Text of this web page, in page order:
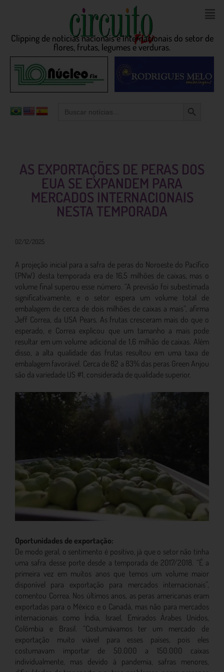
Clipping de noticias nacionais e internacionais do setor de
flores, frutas, legumes e verduras.
for:
AS EXPORTAÇÕES DE PERAS DOS
EUA SE EXPANDEM PARA
MERCADOS INTERNACIONAIS
NESTA TEMPORADA
02/12/2025
A projeção inicial para a safra de peras do Noroeste do Pacífico
(PNW) desta temporada era de 16,5 milhões de caixas, mas o
volume final superou esse número. “A previsão foi subestimada
significativamente, e o setor espera um volume total de
embalagem de cerca de dois milhões de caixas a mais”, afirma
Jeff Correa, da USA Pears. As frutas cresceram mais do que o
esperado, e Correa explicou que um tamanho a mais pode
resultar em um volume adicional de 1,6 milhão de caixas. Além
disso, a alta qualidade das frutas resultou em uma taxa de
embalagem favorável. Cerca de 82 a 83% das peras Green Anjou
são da variedade US #1, considerada de qualidade superior.
Oportunidades de exportação:
De modo geral, o sentimento é positivo, já que o setor não tinha
uma safra desse porte desde a temporada de 2017/2018. “É a
primeira vez em muitos anos que temos um volume maior
disponível para exportação para mercados internacionais”,
comentou Correa. Nos últimos anos, as peras americanas eram
exportadas para o México e o Canadá, mas não para mercados
internacionais como Índia, Israel, Emirados Árabes Unidos,
Colômbia e Brasil. “Costumávamos ter um mercado de
exportação muito viável para esses países, pois eles
costumavam importar de 50.000 a 150.000 caixas
individualmente, mas devido à pandemia, safras menores,